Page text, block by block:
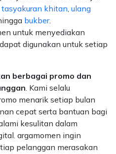
tasyakuran khitan, ulang
bukber.
untuk menyediakan
digunakan untuk setiap
berbagai promo dan
. Kami selalu
menarik setiap bulan
cepat serta bantuan bagi
kesulitan dalam
argamomen ingin
pelanggan merasakan